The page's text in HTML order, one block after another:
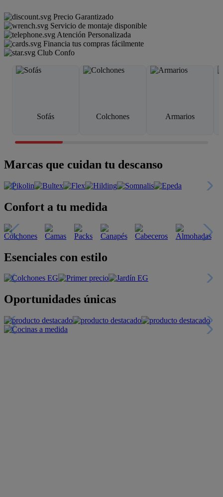
Precio Garantizado
Servicio de montaje disponible
Atención Personalizada
Financia tus compras fácilmente
Club Confo
Sofás Colchones Armarios
Marcas que cuidan tu descanso
Confort a tu medida
Esenciales con estilo
Oportunidades únicas